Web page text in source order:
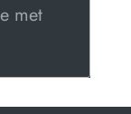
met